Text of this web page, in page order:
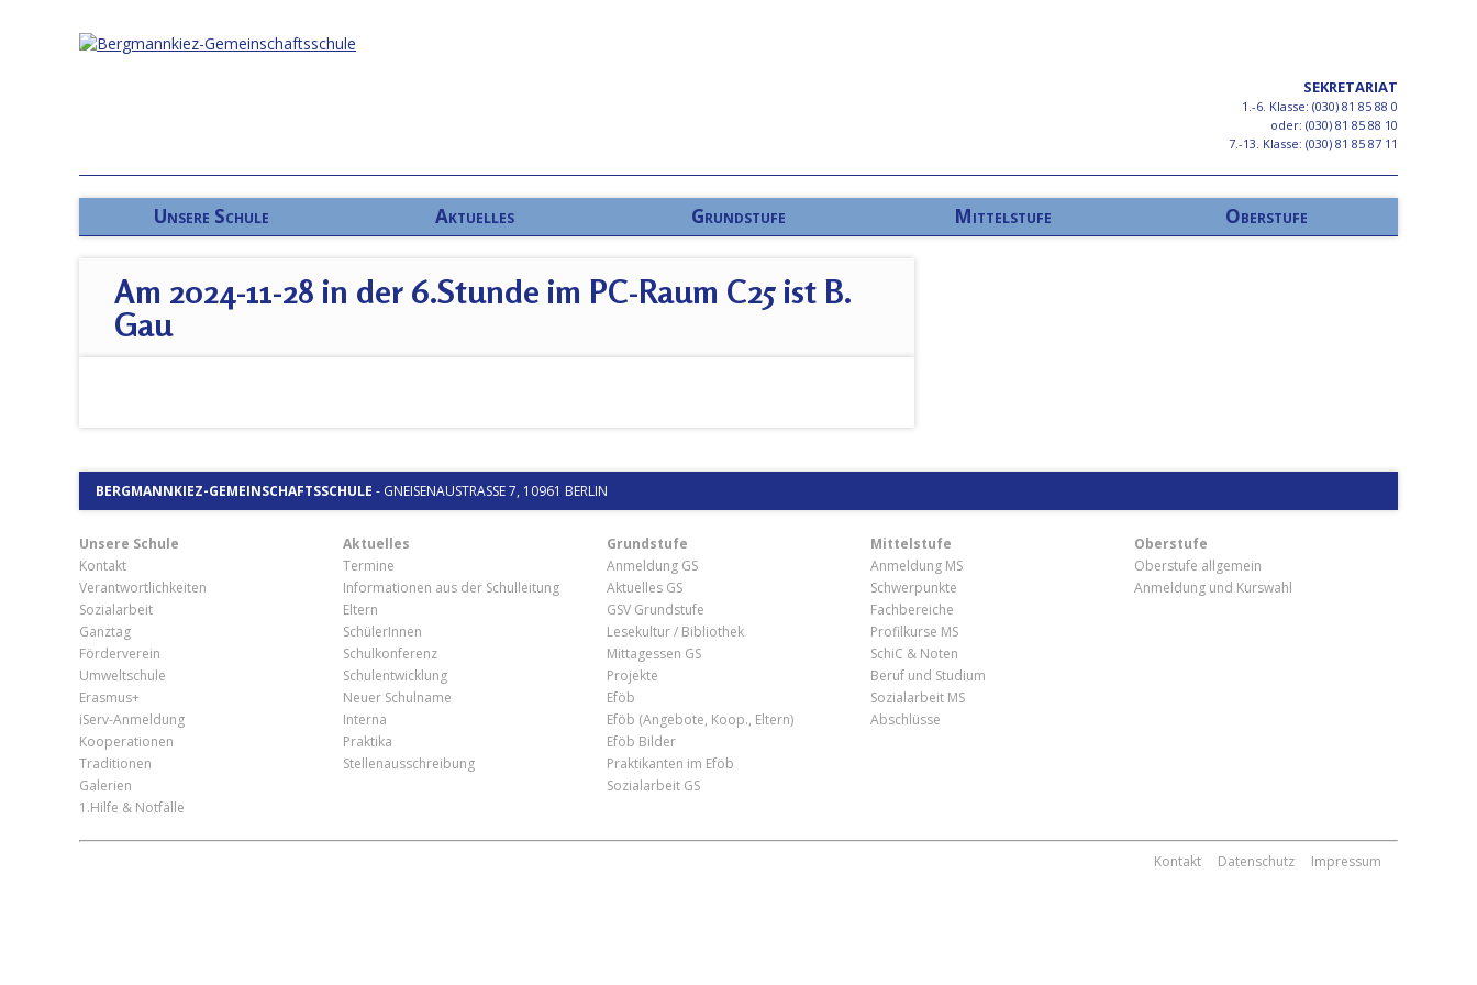
SEKRETARIAT
1.-6. Klasse: (030) 81 85 88 0
oder: (030) 81 85 88 10
7.-13. Klasse: (030) 81 85 87 11
Unsere Schule Aktuelles Grundstufe Mittelstufe Oberstufe
Am 2024-11-28 in der 6.Stunde im PC-Raum C25 ist B.
Gau
BERGMANNKIEZ-GEMEINSCHAFTSSCHULE - GNEISENAUSTRASSE 7, 10961 BERLIN
Unsere Schule
Kontakt
Verantwortlichkeiten
Sozialarbeit
Ganztag
Förderverein
Umweltschule
Erasmus+
iServ-Anmeldung
Kooperationen
Traditionen
Galerien
1.Hilfe & Notfälle
Aktuelles
Termine
Informationen aus der Schulleitung
Eltern
SchülerInnen
Schulkonferenz
Schulentwicklung
Neuer Schulname
Interna
Praktika
Stellenausschreibung
Grundstufe
Anmeldung GS
Aktuelles GS
GSV Grundstufe
Lesekultur / Bibliothek
Mittagessen GS
Projekte
Eföb
Eföb (Angebote, Koop., Eltern)
Eföb Bilder
Praktikanten im Eföb
Sozialarbeit GS
Mittelstufe
Anmeldung MS
Schwerpunkte
Fachbereiche
Profilkurse MS
SchiC & Noten
Beruf und Studium
Sozialarbeit MS
Abschlüsse
Oberstufe
Oberstufe allgemein
Anmeldung und Kurswahl
Kontakt Datenschutz Impressum